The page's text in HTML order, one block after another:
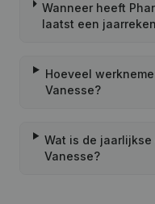
Wanneer heeft
laatst een
Hoeveel
Vanesse?
Wat is de jaarlijkse
Vanesse?